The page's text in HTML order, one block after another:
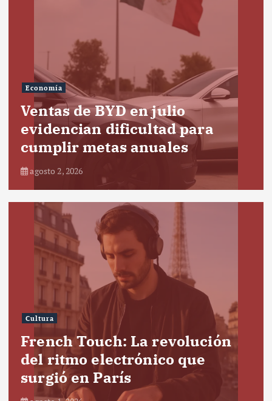
Economía
Ventas de BYD en julio
evidencian dificultad para
cumplir metas anuales
agosto 2, 2026
Cultura
French Touch: La revolución
del ritmo electrónico que
surgió en París